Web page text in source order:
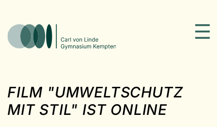
FILM "UMWELTSCHUTZ
MIT STIL" IST ONLINE